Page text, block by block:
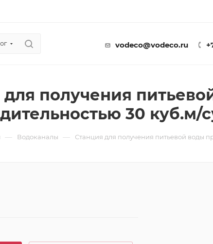
vodeco@vodeco.ru
получения
30 куб.м/
— Водоканалы — Станция для получения питьевой воды